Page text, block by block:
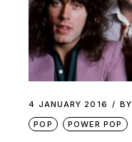
4 JANUARY 2016 BY
POP
POWER POP